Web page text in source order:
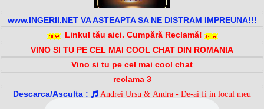
www.INGERII.NET VA ASTEAPTA SA NE DISTRAM IMPREUNA!!!
Linkul tău aici. Cumpără Reclamă!
VINO SI TU PE CEL MAI COOL CHAT DIN ROMANIA
Vino si tu pe cel mai cool chat
reclama 3
Descarca/Asculta :
Andrei Ursu & Andra - De-ai fi in locul meu